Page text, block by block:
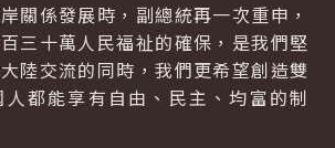
係發展時，副總統再一次重申，
三十萬人民福祉的確保，是我們堅
陸交流的同時，我們更希望創造雙
都能享有自由、民主、均富的制